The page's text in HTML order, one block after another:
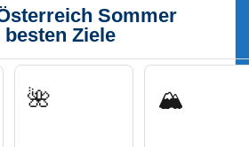
Sommer
besten Ziele
🌺 🏔